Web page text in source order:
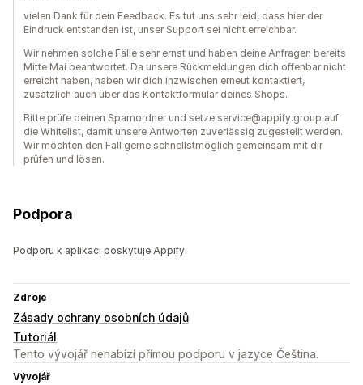
vielen Dank für dein Feedback. Es tut uns sehr leid, dass hier der
Eindruck entstanden ist, unser Support sei nicht erreichbar.
Wir nehmen solche Fälle sehr ernst und haben deine Anfragen bereits
Mitte Mai beantwortet. Da unsere Rückmeldungen dich offenbar nicht
erreicht haben, haben wir dich inzwischen erneut kontaktiert,
zusätzlich auch über das Kontaktformular deines Shops.
Bitte prüfe deinen Spamordner und setze service@appify.group auf
die Whitelist, damit unsere Antworten zuverlässig zugestellt werden.
Wir möchten den Fall gerne schnellstmöglich gemeinsam mit dir
prüfen und lösen.
Podpora
Podporu k aplikaci poskytuje Appify.
Zdroje
Zásady ochrany osobních údajů
Tutoriál
Tento vývojář nenabízí přímou podporu v jazyce Čeština.
Vývojář